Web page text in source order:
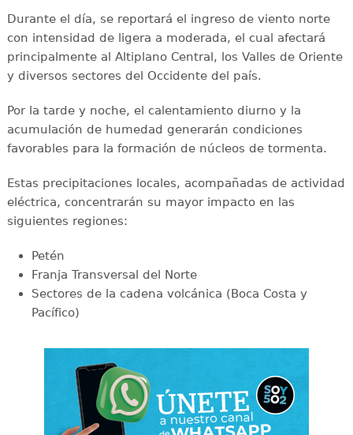
Durante el día, se reportará el ingreso de viento norte
con intensidad de ligera a moderada, el cual afectará
principalmente al Altiplano Central, los Valles de Oriente
y diversos sectores del Occidente del país.
Por la tarde y noche, el calentamiento diurno y la
acumulación de humedad generarán condiciones
favorables para la formación de núcleos de tormenta.
Estas precipitaciones locales, acompañadas de actividad
eléctrica, concentrarán su mayor impacto en las
siguientes regiones:
Petén
Franja Transversal del Norte
Sectores de la cadena volcánica (Boca Costa y
Pacífico)